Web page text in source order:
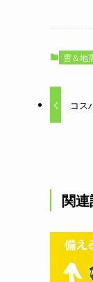
雲＆地
コス
関